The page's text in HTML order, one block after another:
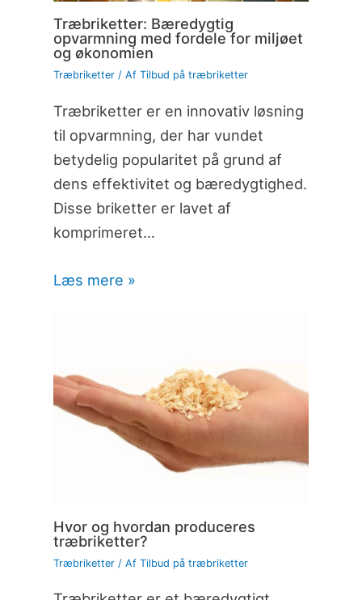
Træbriketter: Bæredygtig
opvarmning med fordele for miljøet
og økonomien
Træbriketter/ Af Tilbud på træbriketter
Træbriketter er en innovativ løsning
til opvarmning, der har vundet
betydelig popularitet på grund af
dens effektivitet og bæredygtighed.
Disse briketter er lavet af
komprimeret…
Læs mere »
Hvor og hvordan produceres
træbriketter?
Træbriketter/ Af Tilbud på træbriketter